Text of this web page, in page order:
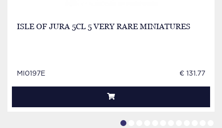
ISLE OF JURA 5CL 5 VERY RARE MINIATURES
MI0197E € 131.77